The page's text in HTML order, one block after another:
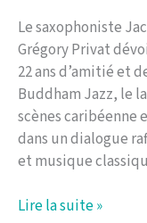
Le saxophoniste
Grégory Privat
22 ans d’amitié et
Buddham Jazz, le
scènes caribéenne
dans un dialogue
et musique
22,
Lire la suite »